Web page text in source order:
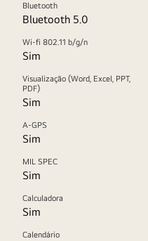
Bluetooth
Bluetooth 5.0
Wi-fi 802.11 b/g/n
Sim
Visualização (Word, Excel, PPT,
PDF)
Sim
A-GPS
Sim
MIL SPEC
Sim
Calculadora
Sim
Calendário